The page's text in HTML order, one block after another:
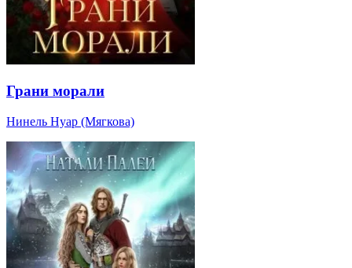
Грани морали
Нинель Нуар (Мягкова)